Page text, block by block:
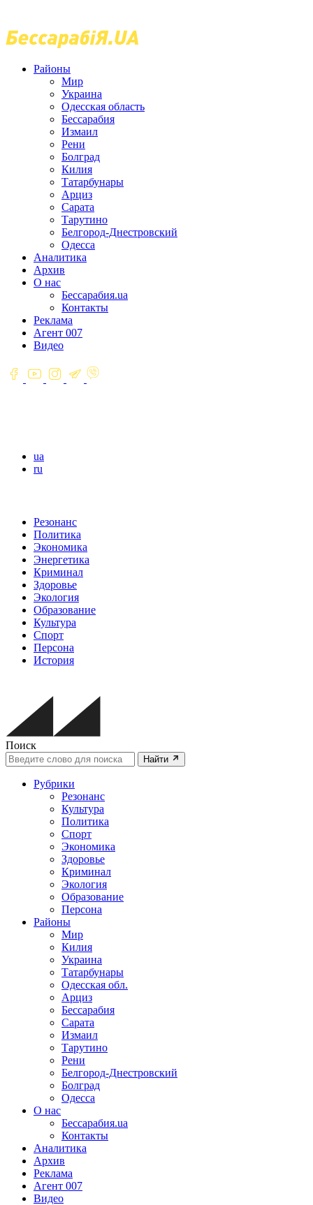
Районы
Мир
Украина
Одесская область
Бессарабия
Измаил
Рени
Болград
Килия
Татарбунары
Арциз
Сарата
Тарутино
Белгород-Днестровский
Одесса
Аналитика
Архив
О нас
Бессарабия.ua
Контакты
Реклама
Агент 007
Видео
ua
ru
Резонанс
Политика
Экономика
Энергетика
Криминал
Здоровье
Экология
Образование
Культура
Спорт
Персона
История
Поиск
Найти
Рубрики
Резонанс
Культура
Политика
Спорт
Экономика
Здоровье
Криминал
Экология
Образование
Персона
Районы
Мир
Килия
Украина
Татарбунары
Одесская обл.
Арциз
Бессарабия
Сарата
Измаил
Тарутино
Рени
Белгород-Днестровский
Болград
Одесса
О нас
Бессарабия.ua
Контакты
Аналитика
Архив
Реклама
Агент 007
Видео